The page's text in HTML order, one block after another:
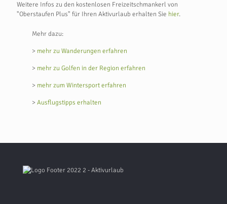
Weitere Infos zu den kostenlosen Freizeitschmankerl von
"Oberstaufen Plus" für Ihren Aktivurlaub erhalten Sie hier.
Mehr dazu:
> mehr zu Wanderungen erfahren
> mehr zu Golfen in der Region erfahren
> mehr zum Wintersport erfahren
> Ausflugstipps erhalten